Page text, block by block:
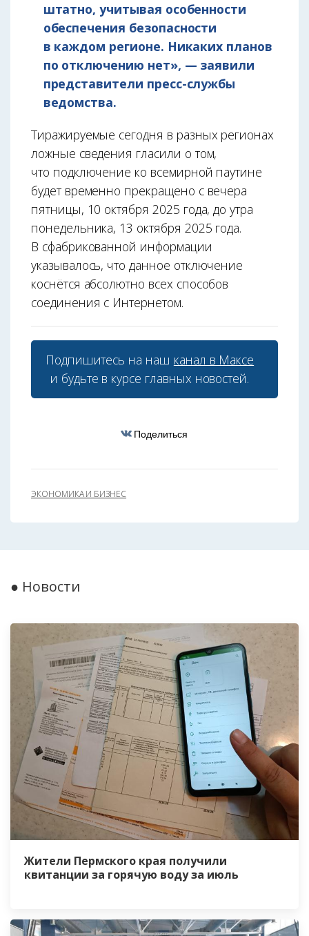
штатно, учитывая особенности
обеспечения безопасности
в каждом регионе. Никаких планов
по отключению нет», — заявили
представители пресс-службы
ведомства.
Тиражируемые сегодня в разных регионах
ложные сведения гласили о том,
что подключение ко всемирной паутине
будет временно прекращено с вечера
пятницы, 10 октября 2025 года, до утра
понедельника, 13 октября 2025 года.
В сфабрикованной информации
указывалось, что данное отключение
коснётся абсолютно всех способов
соединения с Интернетом.
Подпишитесь на наш канал в Максе
и будьте в курсе главных новостей.
Поделиться
ЭКОНОМИКА И БИЗНЕС
● Новости
Жители Пермского края получили
квитанции за горячую воду за июль